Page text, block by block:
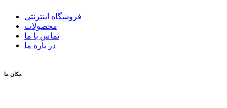
فروشگاه اینترنتی
محصولات
تماس با ما
در باره ما
مکان ما